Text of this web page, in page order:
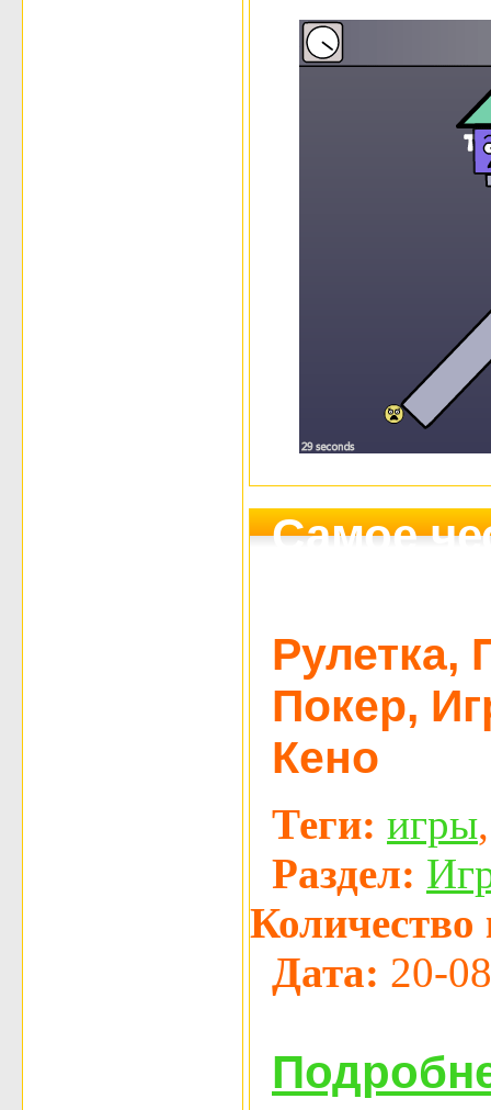
Самое
Рулетка,
Покер,
Кено
Теги: игры
Раздел:
Количество
Дата: 20-